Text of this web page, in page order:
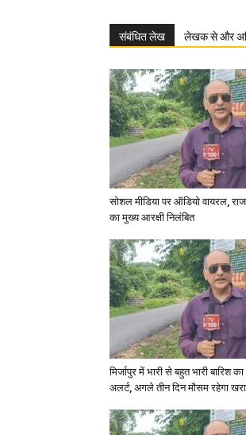
संबंधित लेख लेखक से और
सोशल मीडिया पर ऑडियो वायरल,
का मुख्य आरक्षी निलंबित
मिर्जापुर में भारी से बहुत भारी बारिश
अलर्ट, अगले तीन दिन मौसम रहेगा